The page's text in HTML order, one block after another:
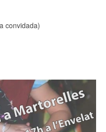
convidada)